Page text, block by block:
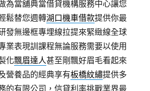
為當舖典當借貸機構服務中心讓您
鬆替您週轉湖口機車借款提供你最
發無邊框專埋線拉提來緊緻線全球
業表現訓課程無論服務需要以使用
化飄眉達人甚至剛飄好眉毛看起來
營養品的經典享有板橋紋繡提供多
的有限公司，信貸利率挑戰業界最